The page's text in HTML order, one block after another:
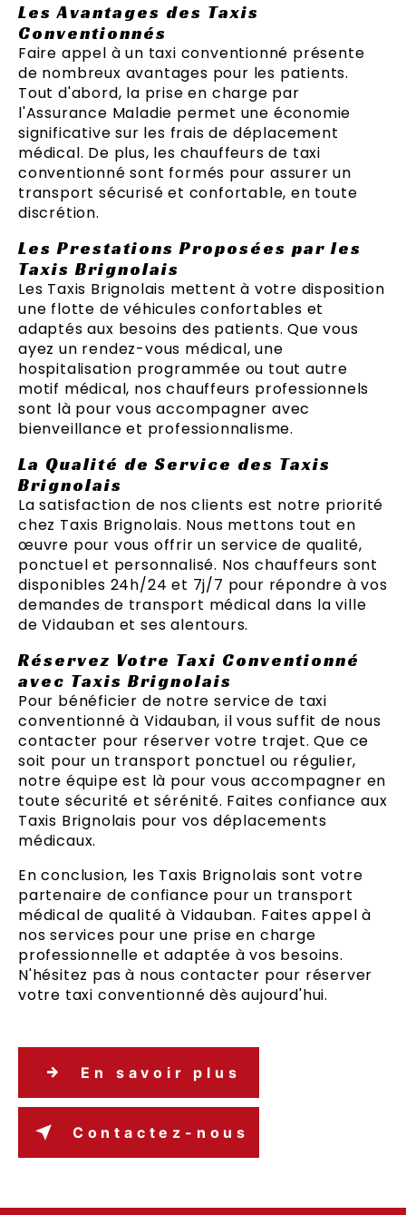
Les Avantages des Taxis
Conventionnés
Faire appel à un taxi conventionné présente
de nombreux avantages pour les patients.
Tout d'abord, la prise en charge par
l'Assurance Maladie permet une économie
significative sur les frais de déplacement
médical. De plus, les chauffeurs de taxi
conventionné sont formés pour assurer un
transport sécurisé et confortable, en toute
discrétion.
Les Prestations Proposées par les
Taxis Brignolais
Les Taxis Brignolais mettent à votre disposition
une flotte de véhicules confortables et
adaptés aux besoins des patients. Que vous
ayez un rendez-vous médical, une
hospitalisation programmée ou tout autre
motif médical, nos chauffeurs professionnels
sont là pour vous accompagner avec
bienveillance et professionnalisme.
La Qualité de Service des Taxis
Brignolais
La satisfaction de nos clients est notre priorité
chez Taxis Brignolais. Nous mettons tout en
œuvre pour vous offrir un service de qualité,
ponctuel et personnalisé. Nos chauffeurs sont
disponibles 24h/24 et 7j/7 pour répondre à vos
demandes de transport médical dans la ville
de Vidauban et ses alentours.
Réservez Votre Taxi Conventionné
avec Taxis Brignolais
Pour bénéficier de notre service de taxi
conventionné à Vidauban, il vous suffit de nous
contacter pour réserver votre trajet. Que ce
soit pour un transport ponctuel ou régulier,
notre équipe est là pour vous accompagner en
toute sécurité et sérénité. Faites confiance aux
Taxis Brignolais pour vos déplacements
médicaux.
En conclusion, les Taxis Brignolais sont votre
partenaire de confiance pour un transport
médical de qualité à Vidauban. Faites appel à
nos services pour une prise en charge
professionnelle et adaptée à vos besoins.
N'hésitez pas à nous contacter pour réserver
votre taxi conventionné dès aujourd'hui.
En savoir plus
Contactez-nous